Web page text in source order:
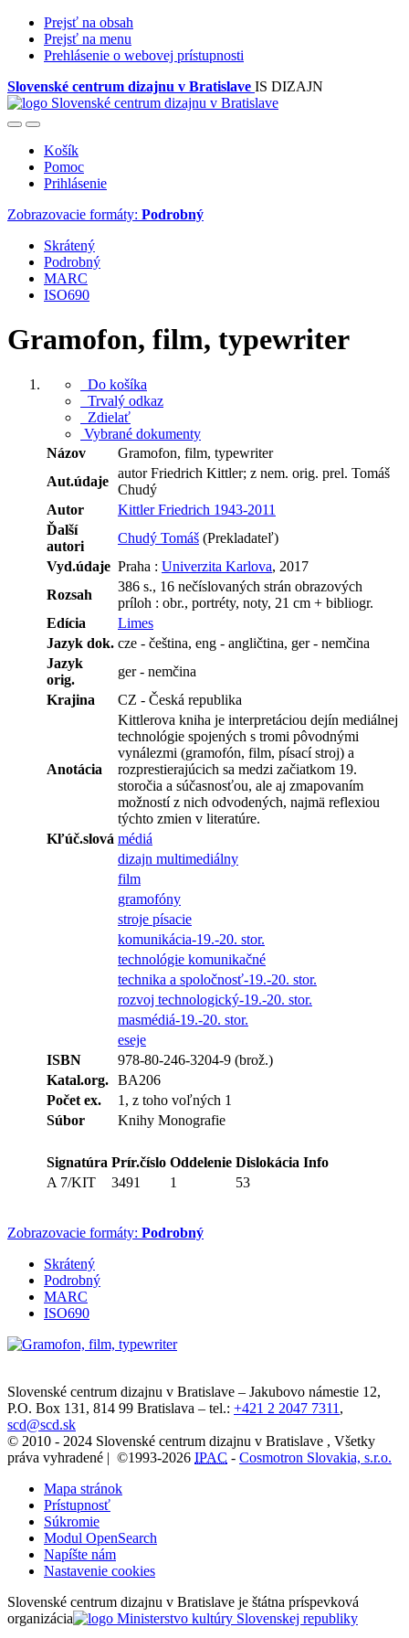
Prejsť na obsah
Prejsť na menu
Prehlásenie o webovej prístupnosti
Slovenské centrum dizajnu v Bratislave IS DIZAJN
Košík
Pomoc
Prihlásenie
Zobrazovacie formáty: Podrobný
Skrátený
Podrobný
MARC
ISO690
Gramofon, film, typewriter
Do košíka
Trvalý odkaz
Zdielať
Vybrané dokumenty
Názov
Gramofon, film, typewriter
Aut.údaje
autor Friedrich Kittler; z nem. orig. prel. Tomáš
Chudý
Autor
Kittler Friedrich 1943-2011
Ďalší
autori
Chudý Tomáš (Prekladateľ)
Vyd.údaje Praha : Univerzita Karlova, 2017
Rozsah
386 s., 16 nečíslovaných strán obrazových
príloh : obr., portréty, noty, 21 cm + bibliogr.
Edícia
Limes
Jazyk dok. cze - čeština, eng - angličtina, ger - nemčina
Jazyk
orig.
ger - nemčina
Krajina
CZ - Česká republika
Anotácia
Kittlerova kniha je interpretáciou dejín mediálnej
technológie spojených s tromi pôvodnými
vynálezmi (gramofón, film, písací stroj) a
rozprestierajúcich sa medzi začiatkom 19.
storočia a súčasnosťou, ale aj zmapovaním
možností z nich odvodených, najmä reflexiou
týchto zmien v literatúre.
Kľúč.slová médiá
dizajn multimediálny
film
gramofóny
stroje písacie
komunikácia-19.-20. stor.
technológie komunikačné
technika a spoločnosť-19.-20. stor.
rozvoj technologický-19.-20. stor.
masmédiá-19.-20. stor.
eseje
ISBN
978-80-246-3204-9 (brož.)
Katal.org. BA206
Počet ex.
1, z toho voľných 1
Súbor
Knihy Monografie
Signatúra Prír.číslo Oddelenie Dislokácia Info
A 7/KIT
3491 1 53
Zobrazovacie formáty: Podrobný
Skrátený
Podrobný
MARC
ISO690
Slovenské centrum dizajnu v Bratislave – Jakubovo námestie 12,
P.O. Box 131, 814 99 Bratislava – tel.: +421 2 2047 7311 ,
scd@scd.sk
© 2010 - 2024 Slovenské centrum dizajnu v Bratislave , Všetky
práva vyhradené | ©1993-2026 IPAC - Cosmotron Slovakia, s.r.o.
Mapa stránok
Prístupnosť
Súkromie
Modul OpenSearch
Napíšte nám
Nastavenie cookies
Slovenské centrum dizajnu v Bratislave je štátna príspevková
organizácia